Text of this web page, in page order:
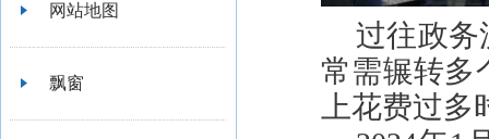
网站地图
飘窗
过往政务
常需辗转多
上花费过多